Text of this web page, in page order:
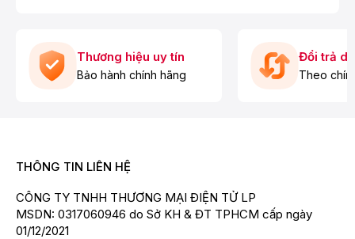
Thương hiệu uy tín
Bảo hành chính hãng
Đổi trả
Theo
THÔNG TIN LIÊN HỆ
CÔNG TY TNHH THƯƠNG MẠI ĐIỆN TỬ LP
MSDN: 0317060946 do Sở KH & ĐT TPHCM cấp ngày
01/12/2021